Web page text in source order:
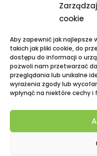
cookie
Aby zapewnić jak najlepsze
takich jak pliki cookie, do
dostępu do informacji o
pozwoli nam przetwarzać
przeglądania lub unikalne
wyrażenia zgody lub
wpłynąć na niektóre cechy i
Butiki stacjonarne
ul. Świętoduska 10
mail:fama.lublin@op.pl
tel:+48 601 525 423
Puławy
tel:+48 695 938 095